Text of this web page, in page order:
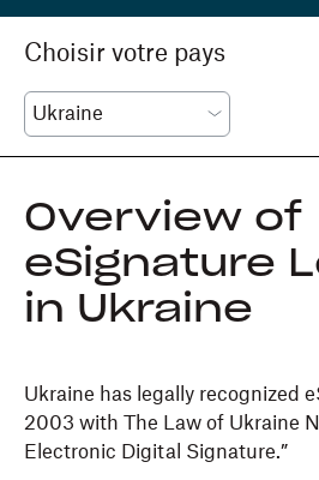
Choisir votre pays
Overview of
eSignature
in Ukraine
Ukraine has legally recognized
2003 with The Law of Ukraine
Electronic Digital Signature.”